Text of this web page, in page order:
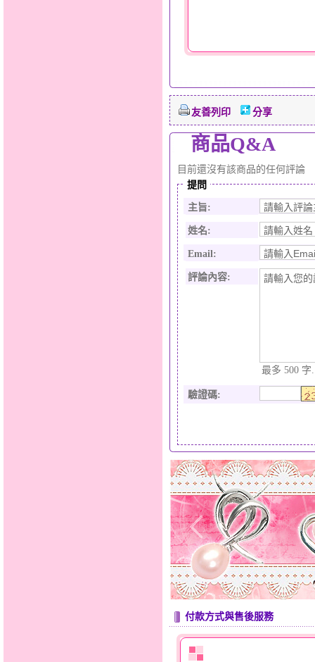
友善列印 分享
商品Q&A
目前還沒有該商品的任何評論
提問
主旨:
姓名:
Email:
評論內容:
最多 500 字.
驗證碼:
付款方式與售後服務